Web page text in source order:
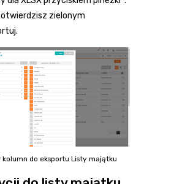
zielonym
kolumn do eksportu Listy majątku